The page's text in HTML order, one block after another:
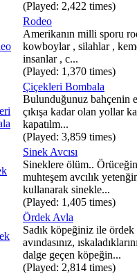
(Played: 2,422 times)
Rodeo
Amerikanın milli sporu
kowboylar , silahlar ,
insanlar , c...
(Played: 1,370 times)
Çiçekleri Bombala
Bulunduğunuz bahçenin
çıkışa kadar olan yollar
kapatılm...
(Played: 3,859 times)
Sinek Avcısı
Sineklere ölüm..
muhteşem avcılık
kullanarak sinekle...
(Played: 1,405 times)
Ördek Avla
Sadık köpeğiniz ile ördek
avındasınız,
dalge geçen köpeğin...
(Played: 2,814 times)